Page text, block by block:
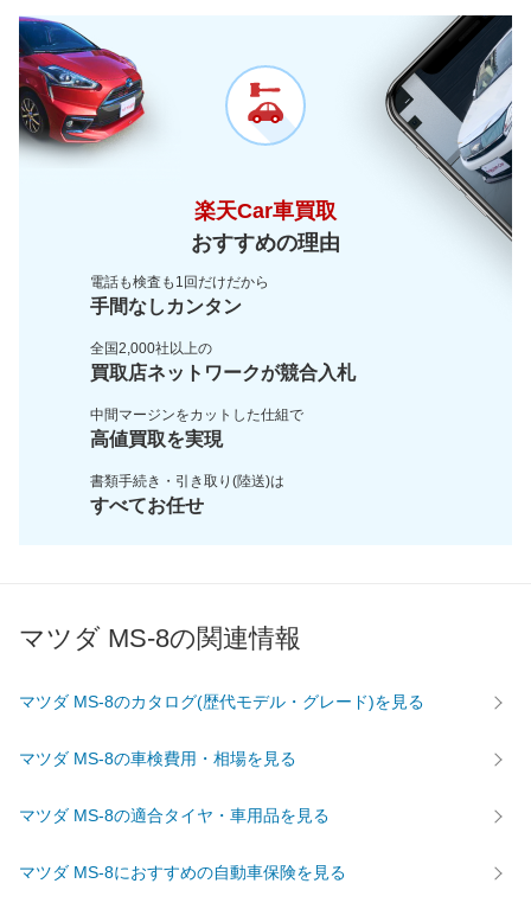
～ 200,000km 1.2万
楽天Car車買取
おすすめの理由
電話も検査も1回だけだから
手間なしカンタン
全国2,000社以上の
買取店ネットワークが競合入札
中間マージンをカットした仕組で
高値買取を実現
書類手続き・引き取り(陸送)は
すべてお任せ
マツダ MS-8の関連情報
マツダ MS-8のカタログ(歴代モデル・グレード)を見る
マツダ MS-8の車検費用・相場を見る
マツダ MS-8の適合タイヤ・車用品を見る
マツダ MS-8におすすめの自動車保険を見る